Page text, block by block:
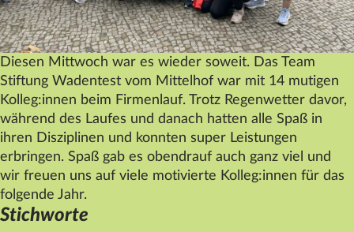
Kontakt
Diesen Mittwoch war es wieder soweit. Das Team
Stiftung Wadentest vom Mittelhof war mit 14 mutigen
Kolleg:innen beim Firmenlauf. Trotz Regenwetter davor,
während des Laufes und danach hatten alle Spaß in
ihren Disziplinen und konnten super Leistungen
erbringen. Spaß gab es obendrauf auch ganz viel und
wir freuen uns auf viele motivierte Kolleg:innen für das
folgende Jahr.
Stichworte